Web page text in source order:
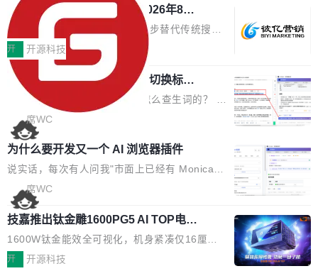
染引擎，包括 JavaScript 引擎...
机号后查看、修改已答问卷功能 02. 新增填空题
判分功能 03. 添加协作管理员支持树形结构选择
体验优化与修复 •页面与体验优化 优化工作台首
页 UI 展示效果，提升页面使用体验。 优化防切
屏提醒规则，调整为每次切屏均触发提示，提升
考试规范性。 优化登录状...
理、消息管理、资产管理、企业公告、知识网
盘、审批流程设置、办公审批、工作计划、工作
汇报、工作日志、日常办公、财务管理、客户管
理、合同管理、项目管理、任务管理等功能模
块。系统简约，易于功能扩展，方便二次开发，
可以用来做日常 OA，CRM，ERP，业务管理等
系统。 勾股OA6.0.2版本主要是对勾股OA 6第
一个大版本发布的部分功能细节优化和bug问题
修复的版本，具体更新日志如下： 1、补全新版
本的各个审批类型的审批单导出 2、优化各个审
942亿赛道如何选对伙伴？2026年8月G
EO公司推荐
当DeepSeek、豆包等大模型逐步替代传统搜索
成为用户获取信息的主要入口,品牌竞争的逻辑变
了:不再是争抢关键词排名,而是想办法进入AI脱
口而出的那个答案。"GEO公司推荐"这个搜索词
背后,折射的是企业面对新兴服务赛道时的集体困
惑——该信谁、看什么、怎么选。 据易观分析
《中国GEO市场产业图谱》数据,2026年中国GE
O行业规模预计达942亿元,同比增长169.7%。G
artner同期预测,传统搜索引擎访问量年内将下滑
25%,AI载体流量占比突破40%;埃森哲2025年中
国消费者调研则指出,37%的用户在有明确购买需
求时倾向于先问AI。几组数据指向一致:GEO已
从营销"加分项"变成品牌在AI时...
开 开源科技
任意网页划词 AI 问答：不用切换标签页
的效率秘诀
看英文技术文档的时候，你是怎么查生词的？ 我
猜大多数人的流程是：选中单词 → Ctrl+C → 切
到翻译标签页 → Ctrl+V → 看翻译 → 切回原
文。遇到不懂的代码片段，再切到 ChatGPT 问
一下。来回切换几次，思路早断了。 今天介绍的
开源 Chrome 扩展 AI Helper，有一个划词浮动
工具栏功能，能让你在任意网页选中文本就直接
用 AI，完全不用切换标签页。 划词工具栏是什
么 安装 AI Helper 后，在任意网页选中文本，选
区旁边会自动浮现一个工具栏： 工具 功能 典型
席WC
为什么要开发又一个 AI 浏览器插件
说实话，每次有人问我"市面上已经有 Monica、
Sider、Copilot for Chrome 这些 AI 浏览器插件
了，你为什么还要再做一个"，我都觉得这个问题
问得好。 因为我自己也是从用户变成开发者的。
现有产品的天花板 我用过不少 AI 浏览器插件。
刚开始觉得都挺好——选中一段文字，弹出解
席WC
技嘉推出钛金雕1600PG5 AI TOP电
源：为发烧级主机与本地AI算力打造旗
舰供电方案
1600W钛金能效全可视化，机身紧凑仅16厘米
继2026台北电脑展首度亮相后，技嘉科技近日正
开 开源科技